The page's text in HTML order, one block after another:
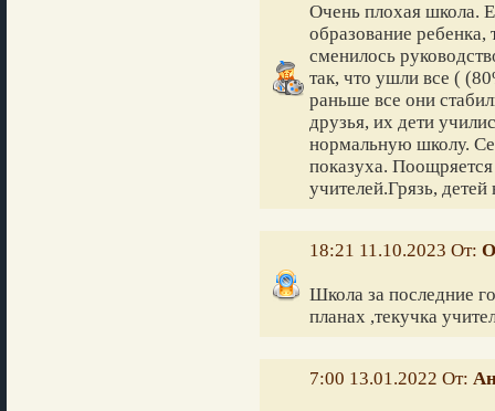
Очень плохая школа.
образование
сменилось
так, что ушли все (
раньше все они
друзья, их дети
нормальную школу.
показуха. Поощряется
учителей.Грязь, детей
18:21 11.10.2023 От:
Школа за последние
планах ,текучка
7:00 13.01.2022 От: